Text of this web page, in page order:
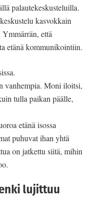
palautekeskusteluilla.
kasvokkain
että
etänä kommunikointiin.
vanhempia. Moni iloitsi,
tulla paikan päälle,
etänä isossa
puhuvat ihan yhtä
on jatkettu siitä, mihin
lujittuu